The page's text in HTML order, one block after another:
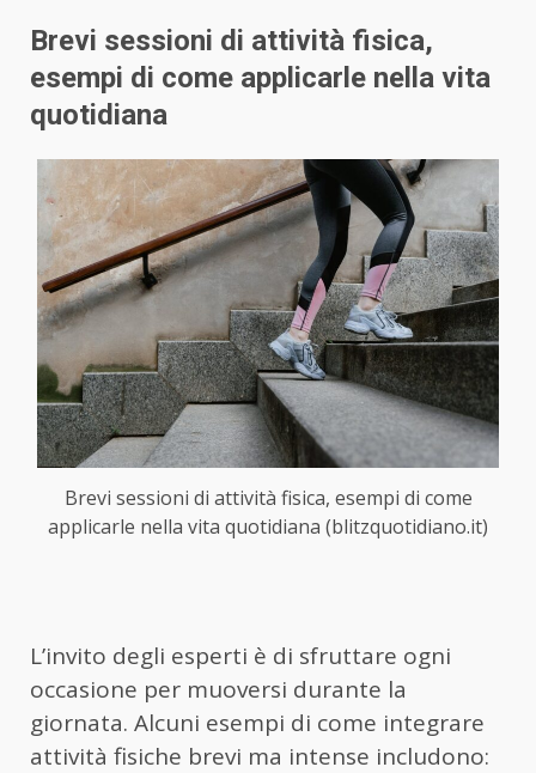
Brevi sessioni di attività fisica,
esempi di come applicarle nella vita
quotidiana
Brevi sessioni di attività fisica, esempi di come
applicarle nella vita quotidiana (blitzquotidiano.it)
L’invito degli esperti è di sfruttare ogni
occasione per muoversi durante la
giornata. Alcuni esempi di come integrare
attività fisiche brevi ma intense includono: